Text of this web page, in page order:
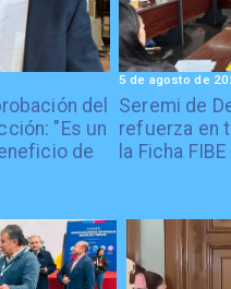
del
"Es un
de
Seremi de
refuerza en
la Ficha
5 de agosto de